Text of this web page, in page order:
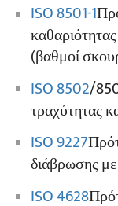
ISO 8501-1
(βαθμοί
ISO 8502/
τραχύτητας
ISO 9227
διάβρωσης
ISO 4628